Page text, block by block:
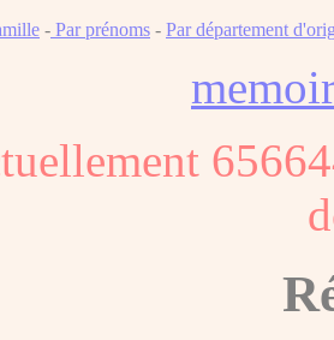
- Par prénoms - Par département